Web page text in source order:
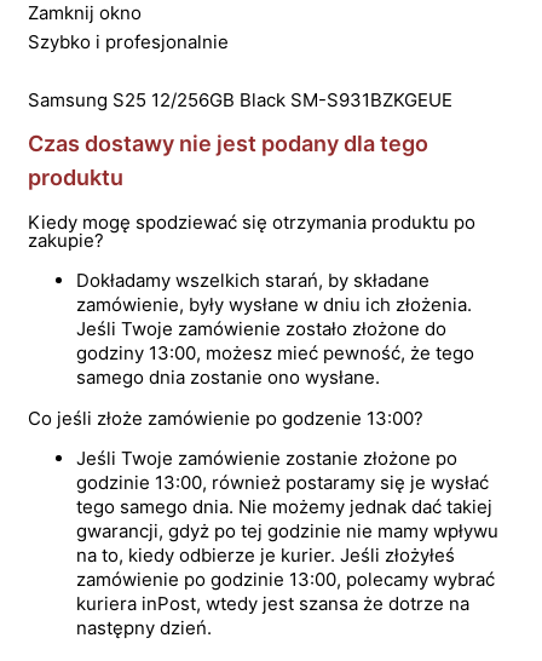
Zamknij okno
Szybko i profesjonalnie
Samsung S25 12/256GB Black SM-S931BZKGEUE
Czas dostawy nie jest podany dla tego
produktu
Kiedy mogę spodziewać się otrzymania produktu po
zakupie?
Dokładamy wszelkich starań, by składane
zamówienie, były wysłane w dniu ich złożenia.
Jeśli Twoje zamówienie zostało złożone do
godziny 13:00, możesz mieć pewność, że tego
samego dnia zostanie ono wysłane.
Co jeśli złoże zamówienie po godzenie 13:00?
Jeśli Twoje zamówienie zostanie złożone po
godzinie 13:00, również postaramy się je wysłać
tego samego dnia. Nie możemy jednak dać takiej
gwarancji, gdyż po tej godzinie nie mamy wpływu
na to, kiedy odbierze je kurier. Jeśli złożyłeś
zamówienie po godzinie 13:00, polecamy wybrać
kuriera inPost, wtedy jest szansa że dotrze na
następny dzień.